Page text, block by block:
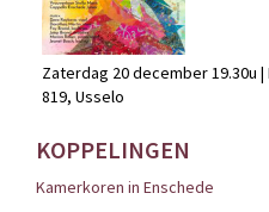
Zaterdag 20 december 19.30u
819, Usselo
KOPPELINGEN
Kamerkoren in Enschede